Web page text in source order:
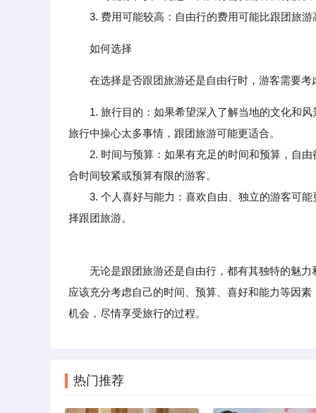
3. 费用可能较高：自由行的费用可能比跟团旅游
如何选择
在选择是否跟团旅游还是自由行时，游客需要考
1. 旅行目的：如果希望深入了解当地的文化和
旅行中操心太多事情，跟团旅游可能更适合。
2. 时间与预算：如果有充足的时间和预算，自由
合时间较紧或预算有限的游客。
3. 个人喜好与能力：喜欢自由、独立的游客可能
择跟团旅游。
无论是跟团旅游还是自由行，都有其独特的魅力
应该充分考虑自己的时间、预算、喜好和能力等因
机会，尽情享受旅行的过程。
热门推荐